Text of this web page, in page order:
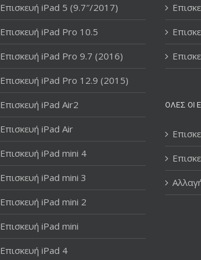
Επισκευή iPad 5 (9.7″/2017)
Επισκευή iPad Pro 10.5
Επισκευή iPad Pro 9.7 (2016)
Επισκευή iPad Pro 12.9 (2015)
Επισκευή iPad Air2
Επισκευή iPad Air
Επισκευή iPad mini 4
Επισκευή iPad mini 3
Επισκευή iPad mini 2
Επισκευή iPad mini
Επισκευή iPad 4
ΌΛΕΣ ΟΙ